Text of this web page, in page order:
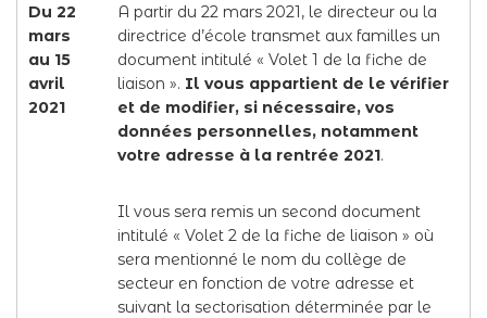
Du 22
mars
au 15
avril
2021
A partir du 22 mars 2021, le directeur ou la
directrice d’école transmet aux familles un
document intitulé « Volet 1 de la fiche de
liaison ». Il vous appartient de le vérifier
et de modifier, si nécessaire, vos
données personnelles, notamment
votre adresse à la rentrée 2021.
Il vous sera remis un second document
intitulé « Volet 2 de la fiche de liaison » où
sera mentionné le nom du collège de
secteur en fonction de votre adresse et
suivant la sectorisation déterminée par le